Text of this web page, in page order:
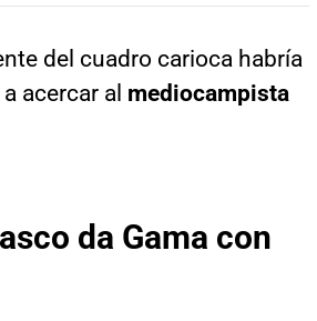
del cuadro carioca habría
acercar al mediocampista
da Gama con